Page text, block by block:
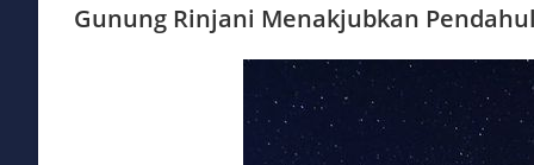
Gunung Rinjani Menakjubkan